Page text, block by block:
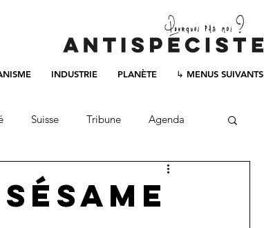
INDUSTRIE PLANÈTE ↳ MENUS SUIVANTS
Suisse Tribune Agenda